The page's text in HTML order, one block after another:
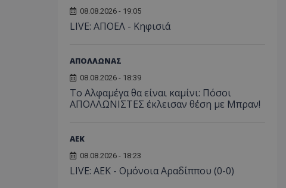
08.08.2026 - 19:05
LIVE: ΑΠΟΕΛ - Κηφισιά
ΑΠΟΛΛΩΝΑΣ
08.08.2026 - 18:39
Το Αλφαμέγα θα είναι καμίνι: Πόσοι
ΑΠΟΛΛΩΝΙΣΤΕΣ έκλεισαν θέση με Μπραν!
ΑEK
08.08.2026 - 18:23
LIVE: ΑΕΚ - Ομόνοια Αραδίππου (0-0)